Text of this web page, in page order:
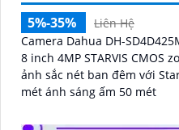
5%-35%
Liên Hệ
Camera Dahua DH-
8 inch 4MP STARVIS CMOS
ảnh sắc nét ban đêm với
mét ánh sáng ấm 50 mét